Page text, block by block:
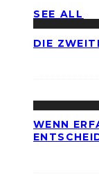
SEE ALL
DIE
WENN